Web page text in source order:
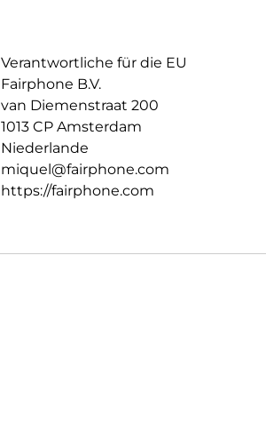
Verantwortliche für die EU
Fairphone B.V.
van Diemenstraat 200
1013 CP Amsterdam
Niederlande
miquel@fairphone.com
https://fairphone.com